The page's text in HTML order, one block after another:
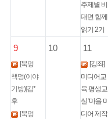
주제별 비
대면 함께
읽기 2기
9
[북멍
책멍(이야
기방)]김*
후
[북멍
10 11
[강좌]
미디어교
육 평생교
실 '마을 미
디어 제작